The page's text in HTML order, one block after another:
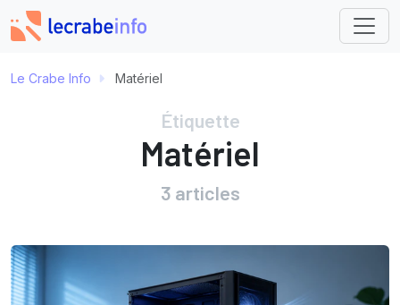
Le Crabe Info Matériel
Étiquette
Matériel
3 articles